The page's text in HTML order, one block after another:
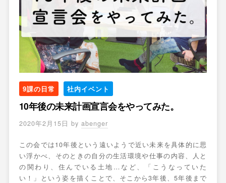
9課の日常 社内イベント
10年後の未来計画宣言会をやってみた。
2020年2月15日 by abenger
この会では10年後という遠いようで近い未来を具体的に思
い浮かべ、そのときの自分の生活環境や仕事の内容、人と
の関わり、住んでいる土地…など、「こうなっていた
い！」という姿を描くことで、そこから3年後、5年後まで